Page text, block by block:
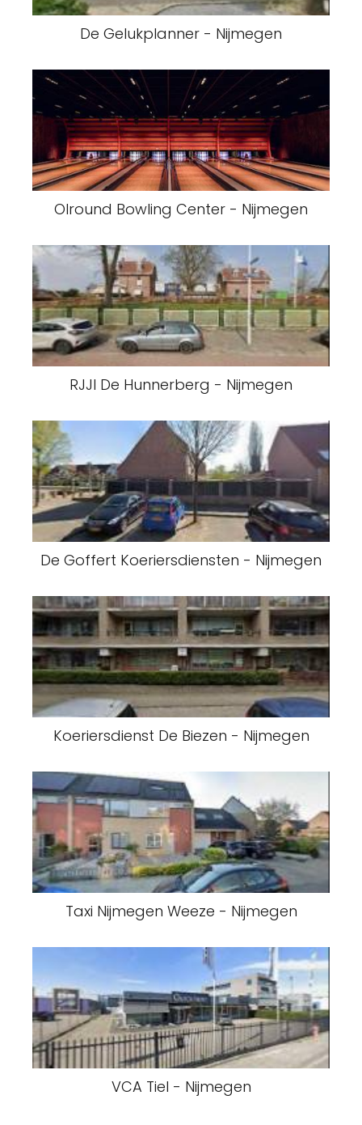
De Gelukplanner - Nijmegen
Olround Bowling Center - Nijmegen
RJJI De Hunnerberg - Nijmegen
De Goffert Koeriersdiensten - Nijmegen
Koeriersdienst De Biezen - Nijmegen
Taxi Nijmegen Weeze - Nijmegen
VCA Tiel - Nijmegen